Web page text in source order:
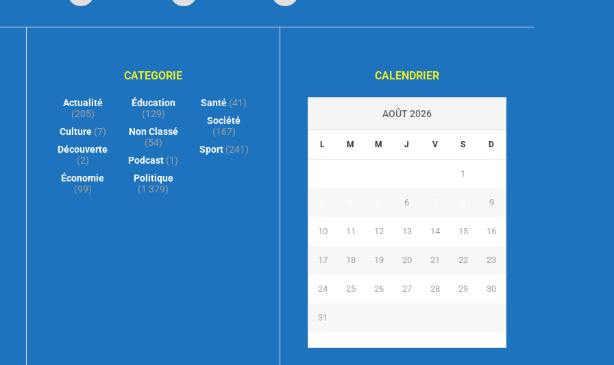
CATEGORIE
Actualité
(205)
Culture(7)
Découverte
(2)
Économie
(99)
Éducation
(129)
Non Classé
(54)
Podcast (1)
Politique
(1 379)
Santé (41)
Société
(167)
Sport(241)
CALENDRIER
AOÛT 2026
L M M J V S D
1
6 9
10 11 12 13 14 15 16
17 18 19 20 21 22 23
24 25 26 27 28 29 30
31